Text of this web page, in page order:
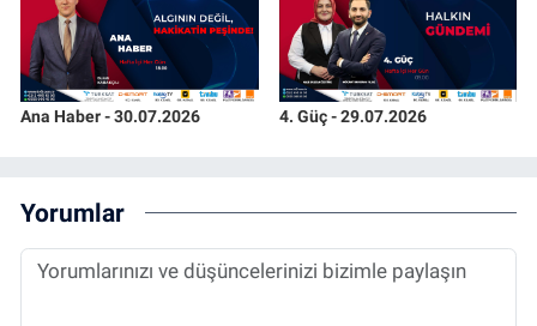
Ana Haber - 30.07.2026 4. Güç - 29.07.2026
Yorumlar